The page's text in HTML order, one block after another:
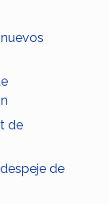
de
de